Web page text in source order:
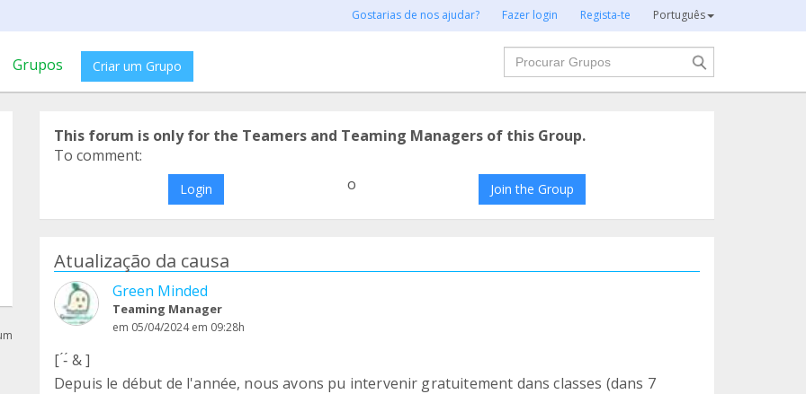
Gostarias de nos ajudar? Fazer login Regista-te Português
Grupos Criar um Grupo
Procurar
This forum is only for the Teamers and Teaming Managers of this Group.
To comment:
Login o Join the Group
Atualização da causa
Green Minded
Teaming Manager
em 05/04/2024 em 09:28h
[ ́-́ & ]
Depuis le début de l'année, nous avons pu intervenir gratuitement dans classes (dans 7